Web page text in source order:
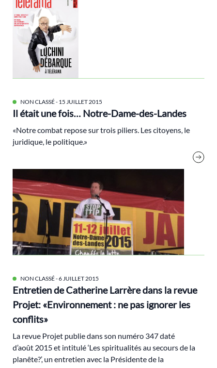
NON CLASSÉ- 15 JUILLET 2015
Il était une fois… Notre-Dame-des-Landes
«Notre combat repose sur trois piliers. Les citoyens, le
juridique, le politique.»
NON CLASSÉ- 6 JUILLET 2015
Entretien de Catherine Larrère dans la revue
Projet: «Environnement : ne pas ignorer les
conflits»
La revue Projet publie dans son numéro 347 daté
d’août 2015 et intitulé ‘Les spiritualités au secours de la
planête?’, un entretien avec la Présidente de la
Croissance
Dahan Amy
décarbonation
décroissance
Démocratie
Droit international
écofascisme
écoféminisme
écologie populaire
Economie
économie circulaire
EELV
égaité
élections
Ellul
Energie
espagne
état providence
Ethique